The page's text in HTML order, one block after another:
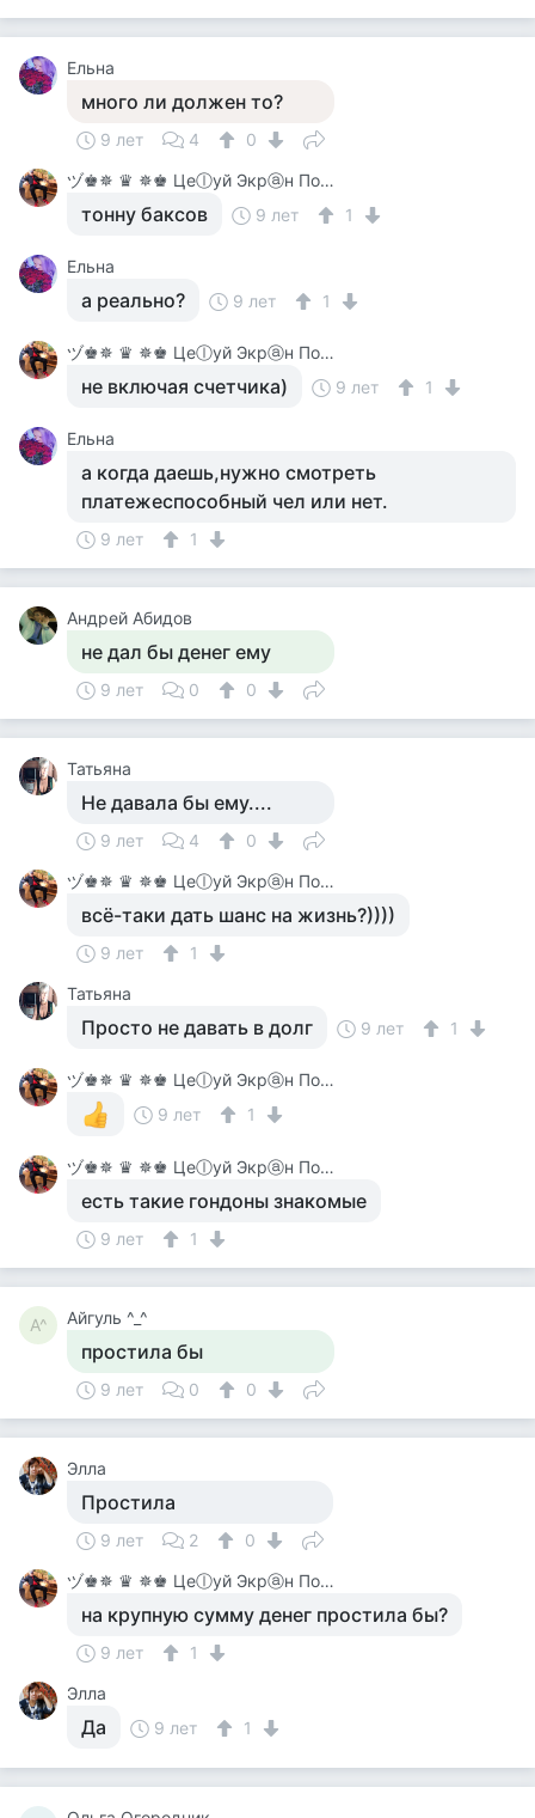
Ельна
много ли должен то?
9 лет 4
0
ヅ♚✵ ♛ ✵♚ Цеⓛуй Экрⓐн Покⓐ On-Line♚✵ ♛✵ ♚
тонну баксов 9 лет 1
Ельна
а реально? 9 лет 1
ヅ♚✵ ♛ ✵♚ Цеⓛуй Экрⓐн Покⓐ On-Line♚✵ ♛✵ ♚
не включая счетчика) 9 лет 1
Ельна
а когда даешь,нужно смотреть
платежеспособный чел или нет.
9 лет 1
Андрей Абидов
не дал бы денег ему
9 лет 0 0
Татьяна
Не давала бы ему....
9 лет 4
0
ヅ♚✵ ♛ ✵♚ Цеⓛуй Экрⓐн Покⓐ On-Line♚✵ ♛✵ ♚
всё-таки дать шанс на жизнь?))))
9 лет
1
Татьяна
Просто не давать в долг 9 лет 1
ヅ♚✵ ♛ ✵♚ Цеⓛуй Экрⓐн Покⓐ On-Line♚✵ ♛✵ ♚
9 лет
1
ヅ♚✵ ♛ ✵♚ Цеⓛуй Экрⓐн Покⓐ On-Line♚✵ ♛✵ ♚
есть такие гондоны знакомые
9 лет 1
А^ Айгуль ^_^
простила бы
9 лет 0 0
Элла
Простила
9 лет 2
0
ヅ♚✵ ♛ ✵♚ Цеⓛуй Экрⓐн Покⓐ On-Line♚✵ ♛✵ ♚
на крупную сумму денег простила бы?
9 лет
1
Элла
Да 9 лет 1